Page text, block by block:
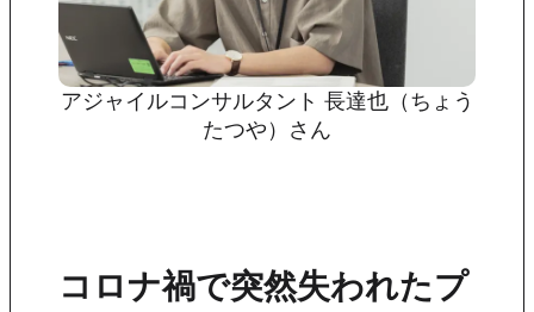
アジャイルコンサルタント 長達也（ちょう
たつや）さん
コロナ禍で突然失われたプ